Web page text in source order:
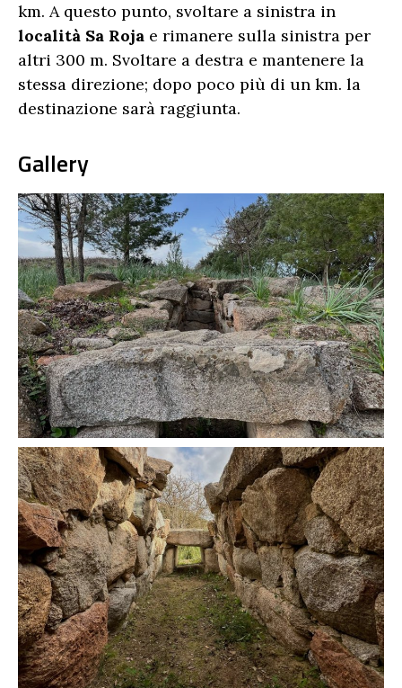
km. A questo punto, svoltare a sinistra in
località Sa Roja e rimanere sulla sinistra per
altri 300 m. Svoltare a destra e mantenere la
stessa direzione; dopo poco più di un km. la
destinazione sarà raggiunta.
Gallery